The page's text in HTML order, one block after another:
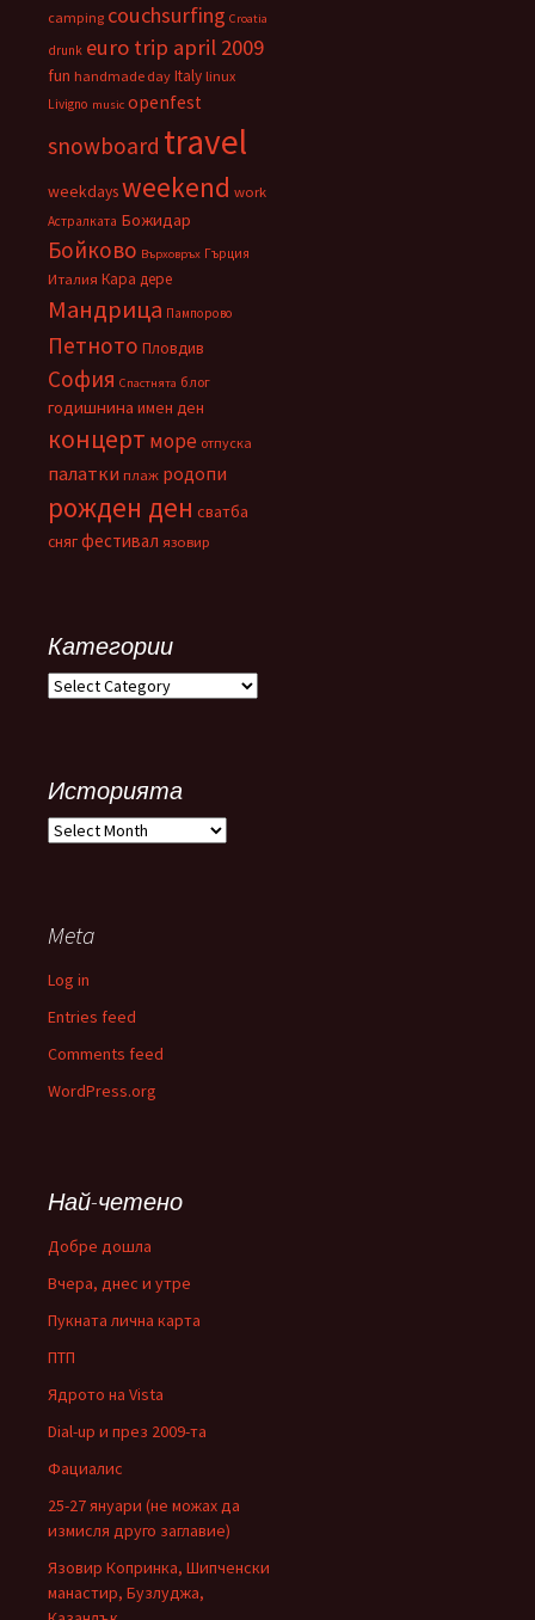
camping couchsurfing Croatia
drunk euro trip april 2009
fun handmade day Italy linux
Livigno music openfest
snowboard travel
weekdaysweekend work
Астралката Божидар
Бойково Върховръх Гърция
Италия Кара дере
Мандрица Пампорово
Петното Пловдив
София Спастнята блог
годишнина имен ден
концерт море отпуска
палатки плаж родопи
рожден ден сватба
снягфестивал язовир
Категории
Категории
Историята
Историята
Meta
Log in
Entries feed
Comments feed
WordPress.org
Най-четено
Добре дошла
Вчера, днес и утре
Пукната лична карта
ПТП
Ядрото на Vista
Dial-up и през 2009-та
Фациалис
25-27 януари (не можах да
измисля друго заглавие)
Язовир Копринка, Шипченски
манастир, Бузлуджа,